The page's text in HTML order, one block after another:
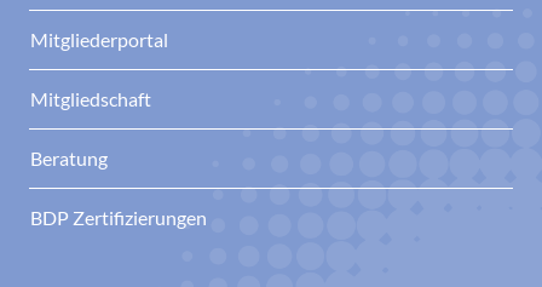
Mitgliederportal
Mitgliedschaft
Beratung
BDP Zertifizierungen